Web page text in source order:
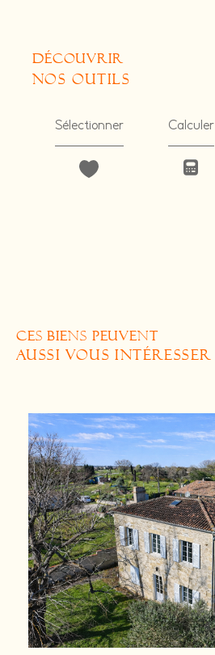
découvrir
nos outils
Sélectionner Calculer
CES BIENS PEUVENT
AUSSI VOUS INTÉRESSER